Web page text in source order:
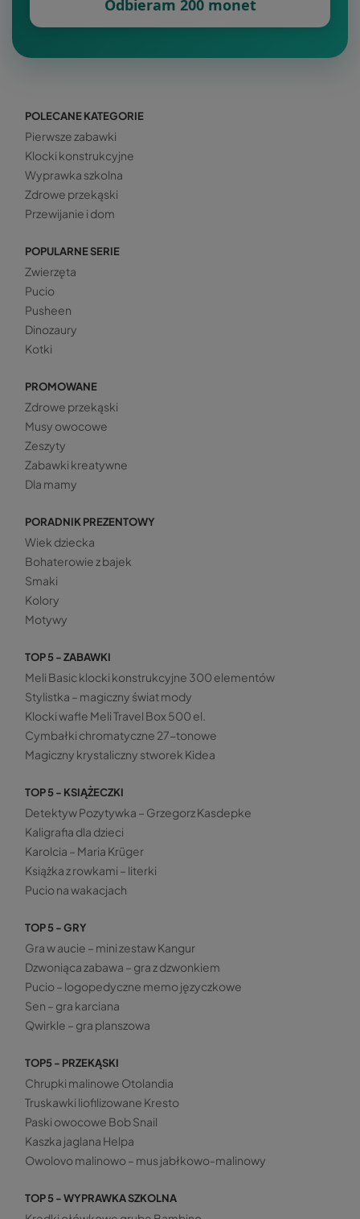
Odbieram 200 monet
POLECANE KATEGORIE
Pierwsze zabawki
Klocki konstrukcyjne
Wyprawka szkolna
Zdrowe przekąski
Przewijanie i dom
POPULARNE SERIE
Zwierzęta
Pucio
Pusheen
Dinozaury
Kotki
PROMOWANE
Zdrowe przekąski
Musy owocowe
Zeszyty
Zabawki kreatywne
Dla mamy
PORADNIK PREZENTOWY
Wiek dziecka
Bohaterowie z bajek
Smaki
Kolory
Motywy
TOP 5 - ZABAWKI
Meli Basic klocki konstrukcyjne 300 elementów
Stylistka – magiczny świat mody
Klocki wafle Meli Travel Box 500 el.
Cymbałki chromatyczne 27-tonowe
Magiczny krystaliczny stworek Kidea
TOP 5 - KSIĄŻECZKI
Detektyw Pozytywka – Grzegorz Kasdepke
Kaligrafia dla dzieci
Karolcia – Maria Krüger
Książka z rowkami – literki
Pucio na wakacjach
TOP 5 - GRY
Gra w aucie – mini zestaw Kangur
Dzwoniąca zabawa – gra z dzwonkiem
Pucio – logopedyczne memo języczkowe
Sen – gra karciana
Qwirkle – gra planszowa
TOP5 - PRZEKĄSKI
Chrupki malinowe Otolandia
Truskawki liofilizowane Kresto
Paski owocowe Bob Snail
Kaszka jaglana Helpa
Owolovo malinowo – mus jabłkowo-malinowy
TOP 5 - WYPRAWKA SZKOLNA